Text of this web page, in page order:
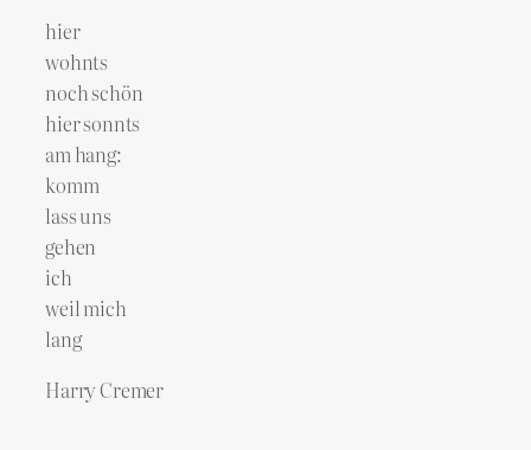
hier
wohnts
noch schön
hier sonnts
am hang:
komm
lass uns
gehen
ich
weil mich
lang
Harry Cremer